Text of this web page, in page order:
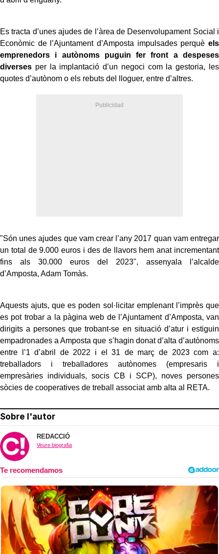
Es tracta d’unes ajudes de l’àrea de Desenvolupament Social i
Econòmic de l’Ajuntament d’Amposta impulsades perquè els
emprenedors i autònoms puguin fer front a despeses
diverses per la implantació d’un negoci com la gestoria, les
quotes d’autònom o els rebuts del lloguer, entre d’altres.
"Són unes ajudes que vam crear l’any 2017 quan vam entregar
un total de 9.000 euros i des de llavors hem anat incrementant
fins als 30.000 euros del 2023", assenyala l’alcalde
d’Amposta, Adam Tomàs.
Aquests ajuts, que es poden sol·licitar emplenant l’imprès que
es pot trobar a la pàgina web de l’Ajuntament d’Amposta, van
dirigits a persones que trobant-se en situació d’atur i estiguin
empadronades a Amposta que s’hagin donat d’alta d’autònoms
entre l’1 d’abril de 2022 i el 31 de març de 2023 com a:
treballadors i treballadores autònomes (empresaris i
empresàries individuals, socis CB i SCP), noves persones
sòcies de cooperatives de treball associat amb alta al RETA.
Sobre l'autor
REDACCIÓ
Veure biografia